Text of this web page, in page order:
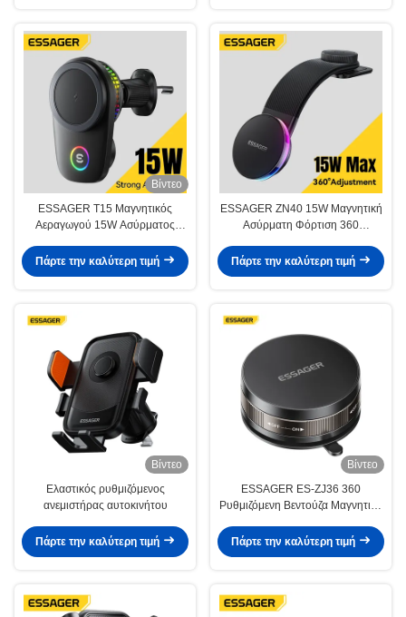
Βίντεο
ESSAGER T15 Μαγνητικός
Αεραγωγού 15W Ασύρματος
Αυτοκινήτου
Πάρτε την καλύτερη τιμή
ESSAGER ZN40 15W Μαγνητική
Ασύρματη Φόρτιση 360
Τηλεφώνου Αυτοκινήτου
Πάρτε την καλύτερη τιμή
Βίντεο
Ελαστικός ρυθμιζόμενος
ανεμιστήρας αυτοκινήτου
Πάρτε την καλύτερη τιμή
Βίντεο
ESSAGER ES-ZJ36 360
Ρυθμιζόμενη Βεντούζα Μαγνητική
Αυτοκινήτου
Πάρτε την καλύτερη τιμή